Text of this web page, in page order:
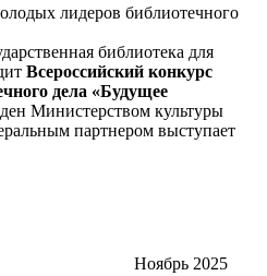
библиотека для
Всероссийский конкурс
дела «Будущее
Министерством культуры
партнером выступает
Ноябрь 2025